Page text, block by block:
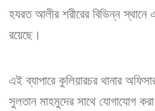
হযরত আলীর শরীরের বিভিন্ন স্থানে
রয়েছে।
এই ব্যাপারে কুলিয়ারচর থানার
সুলতান মাহমুদের সাথে যোগাযোগ